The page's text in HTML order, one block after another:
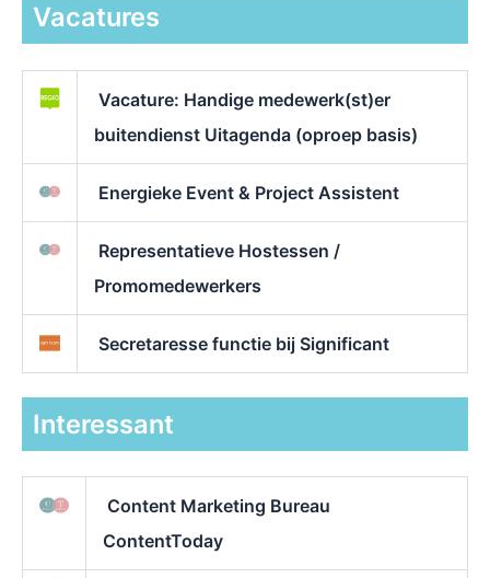
Vacatures
Vacature: Handige medewerk(st)er
buitendienst Uitagenda (oproep basis)
Energieke Event & Project Assistent
Representatieve Hostessen /
Promomedewerkers
Secretaresse functie bij Significant
Interessant
Content Marketing Bureau
ContentToday